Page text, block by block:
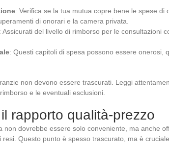
: Verifica se la tua mutua copre bene le spese di
di onorari e la camera privata.
: Assicurati del livello di rimborso per le consultazioni
: Questi capitoli di spesa possono essere onerosi,
non devono essere trascurati. Leggi
e le eventuali esclusioni.
rapporto qualità-prezzo
non dovrebbe essere solo conveniente, ma anche
resi. Questo punto è spesso trascurato, ma è